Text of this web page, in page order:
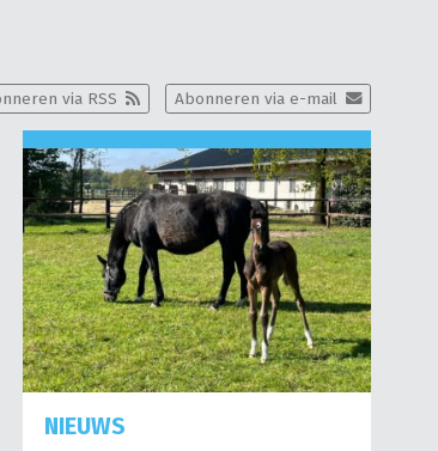
Abonneren via e-mail
via RSS
NIEUWS